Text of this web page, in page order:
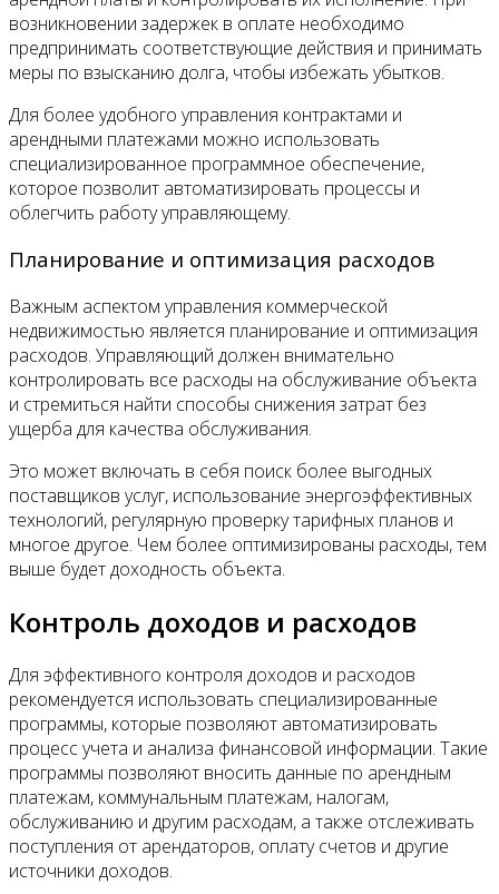
возникновении задержек в оплате необходимо
предпринимать соответствующие действия и принимать
меры по взысканию долга, чтобы избежать убытков.
Для более удобного управления контрактами и
арендными платежами можно использовать
специализированное программное обеспечение,
которое позволит автоматизировать процессы и
облегчить работу управляющему.
Планирование и оптимизация расходов
Важным аспектом управления коммерческой
недвижимостью является планирование и оптимизация
расходов. Управляющий должен внимательно
контролировать все расходы на обслуживание объекта
и стремиться найти способы снижения затрат без
ущерба для качества обслуживания.
Это может включать в себя поиск более выгодных
поставщиков услуг, использование энергоэффективных
технологий, регулярную проверку тарифных планов и
многое другое. Чем более оптимизированы расходы, тем
выше будет доходность объекта.
Контроль доходов и расходов
Для эффективного контроля доходов и расходов
рекомендуется использовать специализированные
программы, которые позволяют автоматизировать
процесс учета и анализа финансовой информации. Такие
программы позволяют вносить данные по арендным
платежам, коммунальным платежам, налогам,
обслуживанию и другим расходам, а также отслеживать
поступления от арендаторов, оплату счетов и другие
источники доходов.